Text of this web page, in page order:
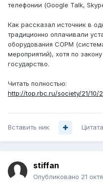
телефонии (Google Talk,
Как рассказал источник в
традиционно оплачивали
оборудования СОРМ
мероприятий), хотя по
государство.
Читать полностью:
http://top.rbc.ru/society/21/10/
Вставить ник Цитата
stiffan
Опубликовано 21